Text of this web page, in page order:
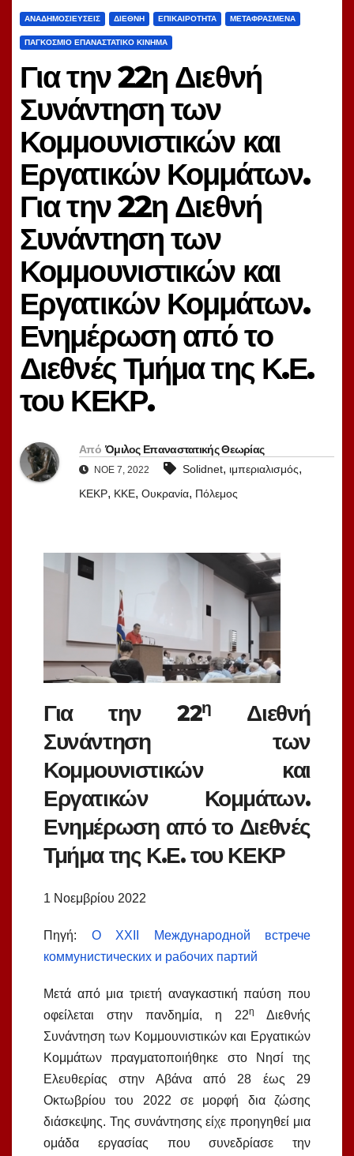
ΑΝΑΔΗΜΟΣΙΕΎΣΕΙΣ ΔΙΕΘΝΉ ΕΠΙΚΑΙΡΌΤΗΤΑ ΜΕΤΑΦΡΑΣΜΈΝΑ
ΠΑΓΚΌΣΜΙΟ ΕΠΑΝΑΣΤΑΤΙΚΌ ΚΊΝΗΜΑ
Για την 22η Διεθνή
Συνάντηση των
Κομμουνιστικών και
Εργατικών Κομμάτων.
Για την 22η Διεθνή
Συνάντηση των
Κομμουνιστικών και
Εργατικών Κομμάτων.
Ενημέρωση από το
Διεθνές Τμήμα της Κ.Ε.
του ΚΕΚΡ.
Από Όμιλος Επαναστατικής Θεωρίας
ΝΟΈ 7, 2022 Solidnet, ιμπεριαλισμός,
ΚΕΚΡ, ΚΚΕ, Ουκρανία, Πόλεμος
Για την 22η
Διεθνή
Συνάντηση των
Κομμουνιστικών και
Εργατικών Κομμάτων.
Ενημέρωση από το Διεθνές
Τμήμα της Κ.Ε. του ΚΕΚΡ
1 Νοεμβρίου 2022
Πηγή: О XXII Международной встрече
коммунистических и рабочих партий
Μετά από μια τριετή αναγκαστική παύση που
οφείλεται στην πανδημία, η 22η
Διεθνής
Συνάντηση των Κομμουνιστικών και Εργατικών
Κομμάτων πραγματοποιήθηκε στο Νησί της
Ελευθερίας στην Αβάνα από 28 έως 29
Οκτωβρίου του 2022 σε μορφή δια ζώσης
διάσκεψης. Της συνάντησης είχε προηγηθεί μια
ομάδα εργασίας που συνεδρίασε την